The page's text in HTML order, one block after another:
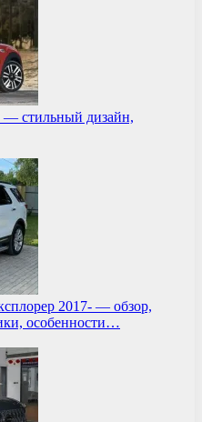
— стильный дизайн,
2017- — обзор,
особенности…